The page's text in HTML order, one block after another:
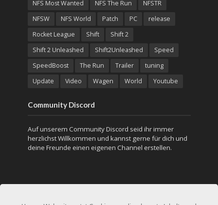
NFS Most Wanted
NFS The Run
NFSTR
NFSW
NFS World Patch PC
release
Rocket League
Shift
Shift 2
Shift 2 Unleashed
Shift2Unleashed
Speed
SpeedBoost
The Run Trailer
tuning
Update
Video Wagen World Youtube
Community Discord
Auf unserem Community Discord seid ihr immer
herzlichst Willkommen und kannst gerne für dich und
deine Freunde einen eigenen Channel erstellen.